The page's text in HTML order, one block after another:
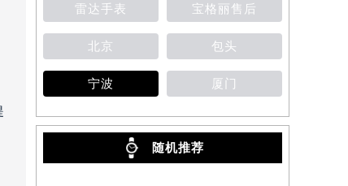
雷达手表 宝格丽售后
北京 包头
宁波 厦门
随机推荐